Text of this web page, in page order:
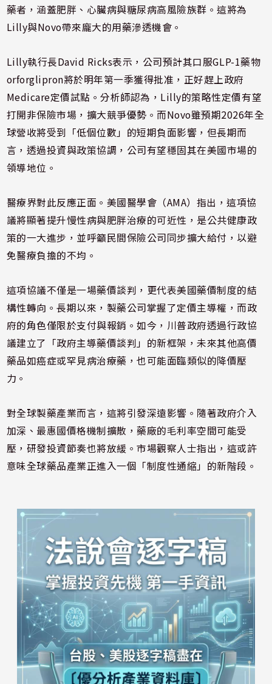
藥者，涵蓋肥胖、心臟病與糖尿病高風險族群。這將為
Lilly與Novo帶來龐大的用藥滲透機會。
Lilly執行長David Ricks表示，公司預計其口服GLP-1藥物
orforglipron將於明年第一季獲得批准，正好趕上政府
Medicare定價試點。分析師認為，Lilly的策略性定價有望
打開非保險市場，擴大競爭優勢。而Novo雖預期2026年全
球營收將受到「低個位數」的短期負面影響，但長期而
言，透過投資與政策協調，公司有望穩固其在美國市場的
領導地位。
醫療界對此反應正面。美國醫學會（AMA）指出，這項協
議將顯著提升慢性病與肥胖治療的可近性，是公共健康政
策的一大進步，並呼籲民間保險公司同步擴大給付，以避
免醫療負擔的不均。
這項協議不僅是一場藥價談判，更代表美國藥價制度的結
構性轉向。長期以來，製藥公司掌握了定價主導權，而政
府的角色僅限於支付與報銷。如今，川普政府透過行政協
議建立了「政府主導藥價談判」的新框架，未來其他高價
藥品如癌症或罕見病治療藥，也可能面臨類似的降價壓
力。
對全球製藥產業而言，這將引發深遠影響。隨著政府介入
加深、最惠國價格機制擴散，藥廠的毛利率空間可能受
壓，研發投資節奏也將放緩。市場觀察人士指出，這或許
意味全球藥品產業正進入一個「制度性通縮」的新階段。